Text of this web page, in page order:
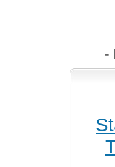
-